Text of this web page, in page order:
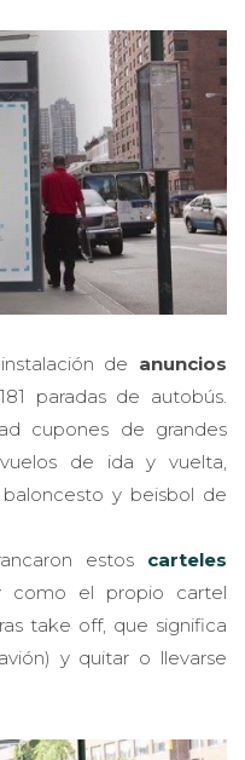
de anuncios
paradas de autobús.
cupones de grandes
de ida y vuelta,
y beisbol de
estos carteles
como el propio cartel
take off, que significa
y quitar o llevarse